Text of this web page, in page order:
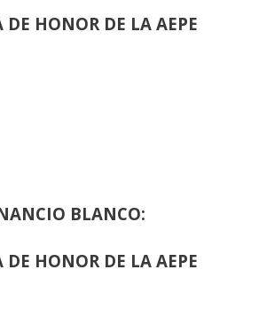
DE HONOR DE LA AEPE
BLANCO:
DE HONOR DE LA AEPE